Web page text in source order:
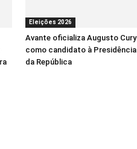
Eleições 2026
Avante oficializa Augusto Cury
como candidato à Presidência
da República